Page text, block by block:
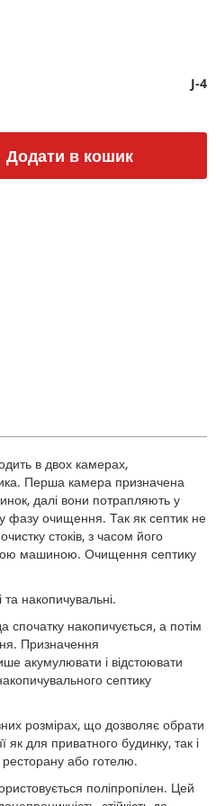
Додати в кошик
J-4
в двох камерах,
Перша камера призначена
далі вони потрапляють у
фазу очищення. Так як септик не
стоків, з часом його
машиною. Очищення септику
та накопичувальні.
спочатку накопичується, а потім
Призначення
акумулювати і відстоювати
септику
розмірах, що дозволяє обрати
як для приватного будинку, так і
або готелю.
поліпропілен. Цей